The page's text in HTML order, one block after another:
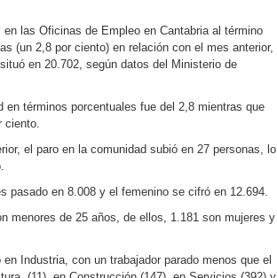
las Oficinas de Empleo en Cantabria al término
(un 2,8 por ciento) en relación con el mes anterior,
en 20.702, según datos del Ministerio de
en términos porcentuales fue del 2,8 mientras que
ciento.
el paro en la comunidad subió en 27 personas, lo
pasado en 8.008 y el femenino se cifró en 12.694.
menores de 25 años, de ellos, 1.181 son mujeres y
Industria, con un trabajador parado menos que el